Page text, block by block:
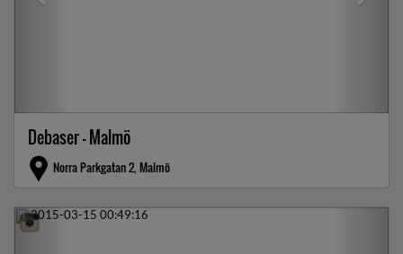
Debaser - Malmö
Norra Parkgatan 2, Malmö
Previous